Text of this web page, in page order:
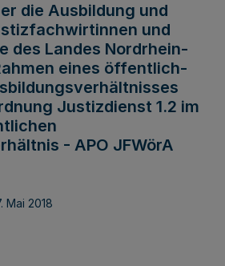
die Ausbildung und
und
des Landes Nordrhein-
eines öffentlich-
Justizdienst 1.2 im
- APO JFWörA
Mai 2018